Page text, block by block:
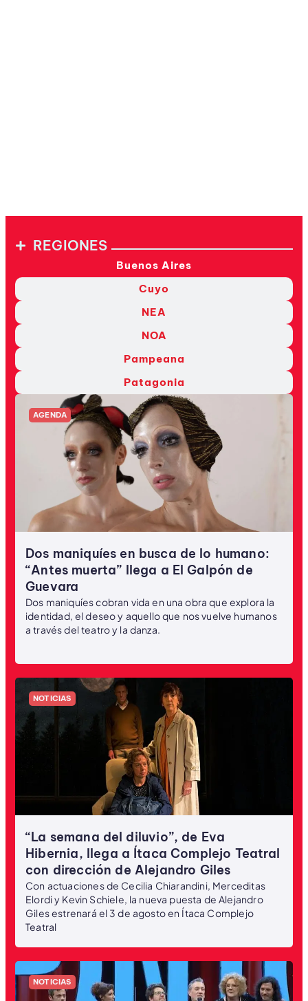
REGIONES
Buenos Aires
Cuyo
NEA
NOA
Pampeana
Patagonia
AGENDA
Dos maniquíes en busca de lo humano:
“Antes muerta” llega a El Galpón de
Guevara
Dos maniquíes cobran vida en una obra que explora la
identidad, el deseo y aquello que nos vuelve humanos
a través del teatro y la danza.
NOTICIAS
“La semana del diluvio”, de Eva
Hibernia, llega a Ítaca Complejo Teatral
con dirección de Alejandro Giles
Con actuaciones de Cecilia Chiarandini, Merceditas
Elordi y Kevin Schiele, la nueva puesta de Alejandro
Giles estrenará el 3 de agosto en Ítaca Complejo
Teatral
NOTICIAS